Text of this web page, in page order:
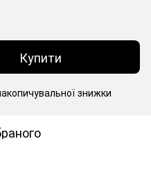
Купити
знижки